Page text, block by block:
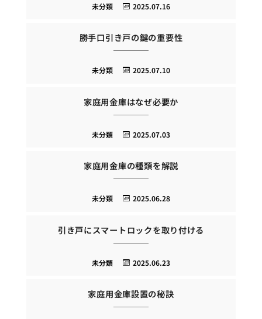
2025.07.16
未分類
勝手口引き戸の鍵の重要性
2025.07.10
未分類
家庭用金庫はなぜ必要か
2025.07.03
未分類
家庭用金庫の種類を解説
2025.06.28
未分類
引き戸にスマートロックを取り付ける
2025.06.23
未分類
家庭用金庫設置の秘訣